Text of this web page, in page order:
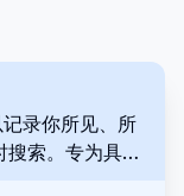
录你所见、所
索。专为具有